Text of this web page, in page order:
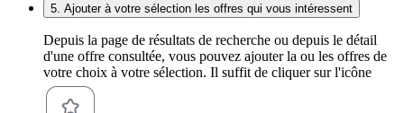
5. Ajouter à votre sélection les offres qui vous intéressent
Depuis la page de résultats de recherche ou depuis le détail
d'une offre consultée, vous pouvez ajouter la ou les offres de
votre choix à votre sélection. Il suffit de cliquer sur l'icône